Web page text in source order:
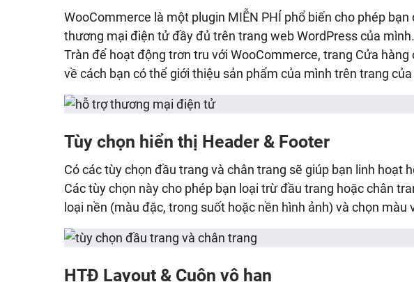
WooCommerce là một plugin MIỄN PHÍ phổ biến cho phép
thương mại điện tử đầy đủ trên trang web WordPress của
Tràn để hoạt động trơn tru với WooCommerce, trang Cửa
về cách bạn có thể giới thiệu sản phẩm của mình trên trang
Tùy chọn hiển thị Header & Footer
Có các tùy chọn đầu trang và chân trang sẽ giúp bạn linh hoạt
Các tùy chọn này cho phép bạn loại trừ đầu trang hoặc chân
loại nền (màu đặc, trong suốt hoặc nền hình ảnh) và chọn màu
HTĐ Layout & Cuộn vô hạn